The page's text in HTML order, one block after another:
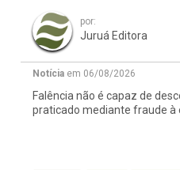
por:
Juruá Editora
Notícia em 06/08/2026
Falência não é capaz de
praticado mediante fraude à